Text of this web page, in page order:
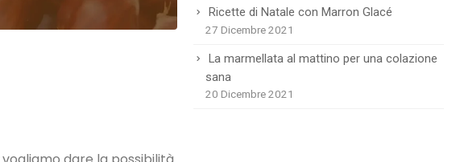
Ricette di Natale con Marron Glacé
27 Dicembre 2021
La marmellata al mattino per una colazione
sana
20 Dicembre 2021